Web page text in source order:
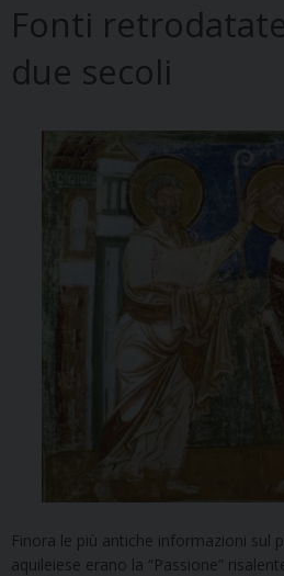
Fonti
due secoli
Finora le più antiche informazioni sul
aquileiese erano la “Passione”